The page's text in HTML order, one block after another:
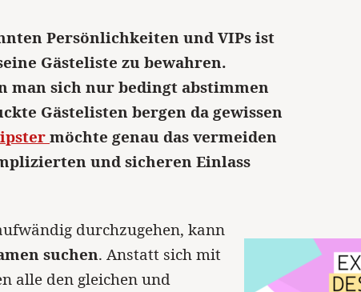
Persönlichkeiten und VIPs ist
Gästeliste zu bewahren.
man sich nur bedingt abstimmen
Gästelisten bergen da gewissen
möchte genau das vermeiden
und sicheren Einlass
durchzugehen, kann
suchen. Anstatt sich mit
alle den gleichen und